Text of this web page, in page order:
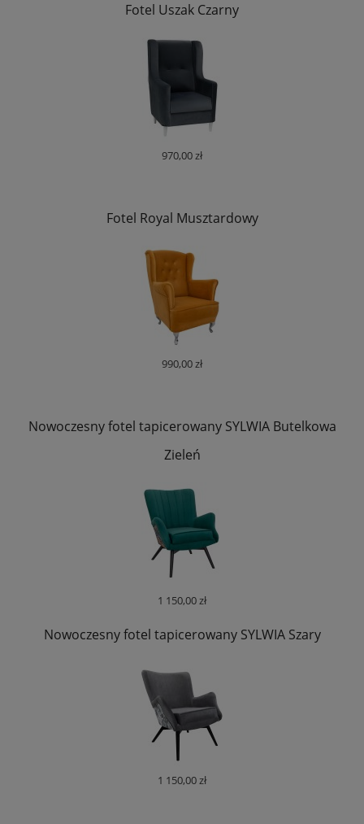
Fotel Uszak Czarny
970,00 zł
Fotel Royal Musztardowy
990,00 zł
Nowoczesny fotel tapicerowany SYLWIA Butelkowa
Zieleń
1 150,00 zł
Nowoczesny fotel tapicerowany SYLWIA Szary
1 150,00 zł